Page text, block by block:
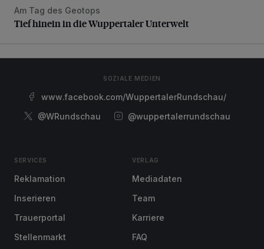
Tief hinein in die Wuppertaler Unterwelt
Am Tag des Geotops
Tief hinein in die Wuppertaler Unterwelt
SOZIALE MEDIEN
www.facebook.com/WuppertalerRundschau/
@WRundschau
@wuppertalerrundschau
SERVICES
Reklamation
Inserieren
Trauerportal
Stellenmarkt
VERLAG
Mediadaten
Team
Karriere
FAQ